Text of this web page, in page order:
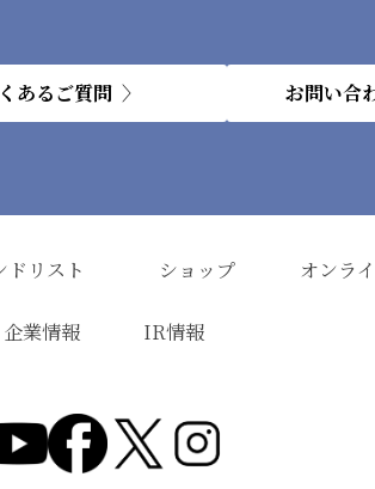
あるご質問 お問い合
ドリスト ショップ オンラ
企業情報 IR情報